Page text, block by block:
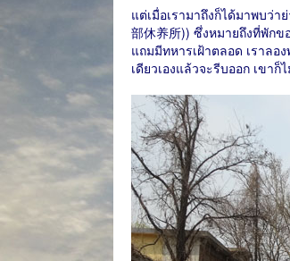
แต่เมื่อเรามาถึงก็ได้มาพบว่
部休养所)) ซึ่งหมายถึงที่พัก
แถมมีทหารเฝ้าตลอด เราลอ
เดียวเองแล้วจะรีบออก เขาก็